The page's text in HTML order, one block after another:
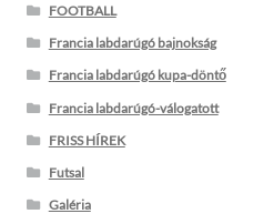
FOOTBALL
Francia labdarúgó bajnokság
Francia labdarúgó kupa-döntő
Francia labdarúgó-válogatott
FRISS HÍREK
Futsal
Galéria